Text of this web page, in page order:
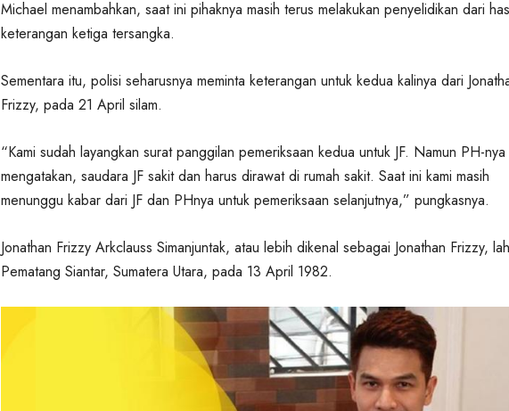
Michael menambahkan, saat ini pihaknya masih terus melakukan penyelidikan dari
keterangan ketiga tersangka.
Sementara itu, polisi seharusnya meminta keterangan untuk kedua kalinya dari
Frizzy, pada 21 April silam.
“Kami sudah layangkan surat panggilan pemeriksaan kedua untuk JF. Namun PH-nya
mengatakan, saudara JF sakit dan harus dirawat di rumah sakit. Saat ini kami masih
menunggu kabar dari JF dan PHnya untuk pemeriksaan selanjutnya,” pungkasnya.
Jonathan Frizzy Arkclauss Simanjuntak, atau lebih dikenal sebagai Jonathan Frizzy,
Pematang Siantar, Sumatera Utara, pada 13 April 1982.